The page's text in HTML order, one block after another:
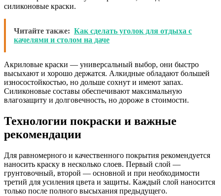
силиконовые краски.
Читайте также: Как сделать уголок для отдыха с
качелями и столом на даче
Акриловые краски — универсальный выбор, они быстро
высыхают и хорошо держатся. Алкидные обладают большей
износостойкостью, но дольше сохнут и имеют запах.
Силиконовые составы обеспечивают максимальную
влагозащиту и долговечность, но дороже в стоимости.
Технологии покраски и важные
рекомендации
Для равномерного и качественного покрытия рекомендуется
наносить краску в несколько слоев. Первый слой —
грунтовочный, второй — основной и при необходимости
третий для усиления цвета и защиты. Каждый слой наносится
только после полного высыхания предыдущего.